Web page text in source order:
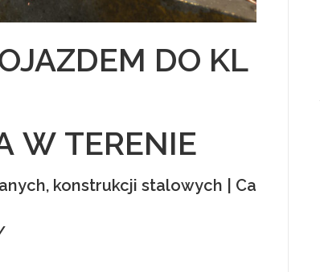
DO KL
W TERENIE
konstrukcji stalowych | Ca